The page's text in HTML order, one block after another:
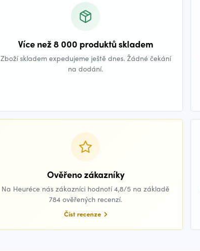
Více než 8 000 produktů skladem
Zboží skladem expedujeme ještě dnes. Žádné čekání
na dodání.
Ověřeno zákazníky
Na Heuréce nás zákazníci hodnotí 4,8/5 na základě
784 ověřených recenzí.
Číst recenze